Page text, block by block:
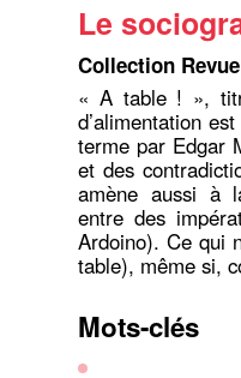
Le
Collection
« A table ! »,
d’alimentation
terme par Edgar
et des
amène aussi à
entre des
Ardoino). Ce qui
table), même si,
Mots-clés